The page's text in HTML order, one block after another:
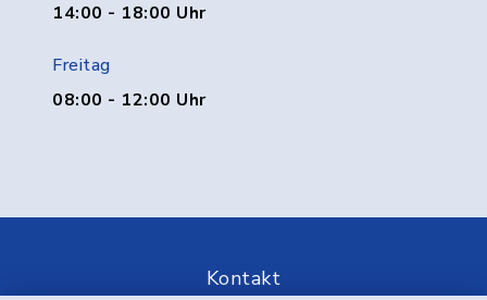
14:00 - 18:00 Uhr
Freitag
08:00 - 12:00 Uhr
Kontakt